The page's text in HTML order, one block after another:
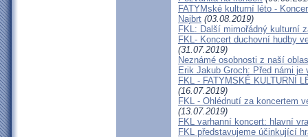
FATYMské kulturní léto -
Najbrt (03.08.2019)
FKL: Další mimořádný kulturní
FKL- Koncert duchovní hudby
(31.07.2019)
Neznámé osobnosti z naší
Erik Jakub Groch: Před námi
FKL - FATYMSKÉ KULTURNÍ
(16.07.2019)
FKL - Ohlédnutí za koncertem
(13.07.2019)
FKL varhanní koncert: hlavní
FKL představujeme účinkující